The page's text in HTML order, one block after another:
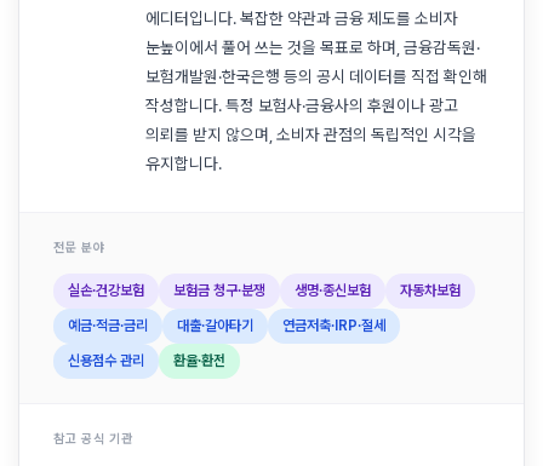
에디터입니다. 복잡한 약관과 금융 제도를 소비자
눈높이에서 풀어 쓰는 것을 목표로 하며, 금융감독원·
보험개발원·한국은행 등의 공시 데이터를 직접 확인해
작성합니다. 특정 보험사·금융사의 후원이나 광고
의뢰를 받지 않으며, 소비자 관점의 독립적인 시각을
유지합니다.
전문 분야
실손·건강보험 보험금 청구·분쟁 생명·종신보험 자동차보험
예금·적금·금리 대출·갈아타기 연금저축·IRP·절세
신용점수 관리 환율·환전
참고 공식 기관